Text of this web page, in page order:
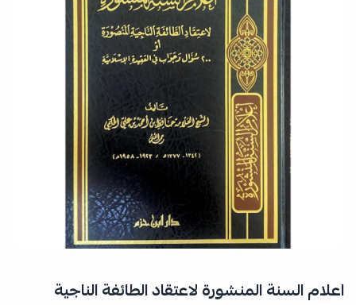
اعلام السنة المنشورة لاعتقاد الطائفة الناجية